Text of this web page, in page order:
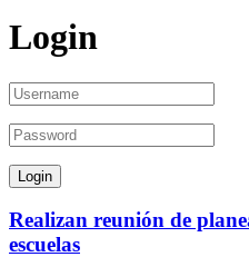
Login
Realizan reunión de
escuelas